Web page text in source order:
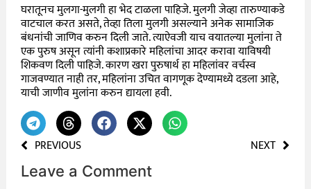
घरातूनच मुलगा-मुलगी हा भेद टाळला पाहिजे. मुलगी जेव्हा तारुण्याकडे
वाटचाल करत असते, तेव्हा तिला मुलगी असल्याने अनेक सामाजिक
बंधनांची जाणिव करुन दिली जाते. त्याऐवजी याच वयातल्या मुलांना ते
एक पुरुष असून त्यांनी कशाप्रकारे महिलांचा आदर करावा याविषयी
शिकवण दिली पाहिजे. कारण खरा पुरुषार्थ हा महिलांवर वर्चस्व
गाजवण्यात नाही तर, महिलांना उचित वागणूक देण्यामध्ये दडला आहे,
याची जाणीव मुलांना करुन द्यायला हवी.
PREVIOUS NEXT
Leave a Comment